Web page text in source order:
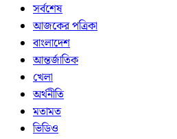
সর্বশেষ
আজকের পত্রিকা
বাংলাদেশ
আন্তর্জাতিক
খেলা
অর্থনীতি
মতামত
ভিডিও